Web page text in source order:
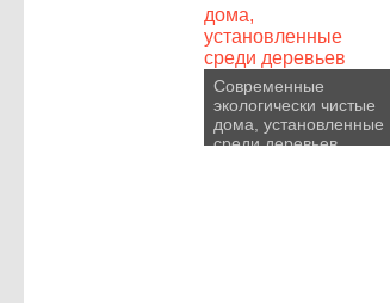
Современные
экологически чистые
дома, установленные
среди деревьев